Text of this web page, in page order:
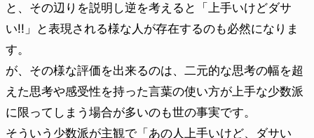
と、その辺りを説明し逆を考えると「上手いけどダサ
い!!」と表現される様な人が存在するのも必然になりま
す。
が、その様な評価を出来るのは、二元的な思考の幅を超
えた思考や感受性を持った言葉の使い方が上手な少数派
に限ってしまう場合が多いのも世の事実です。
そういう少数派が主観で「あの人上手いけど、ダサい